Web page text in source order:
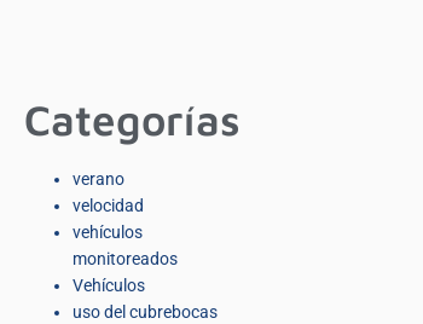
Categorías
verano
velocidad
vehículos
monitoreados
Vehículos
uso del cubrebocas